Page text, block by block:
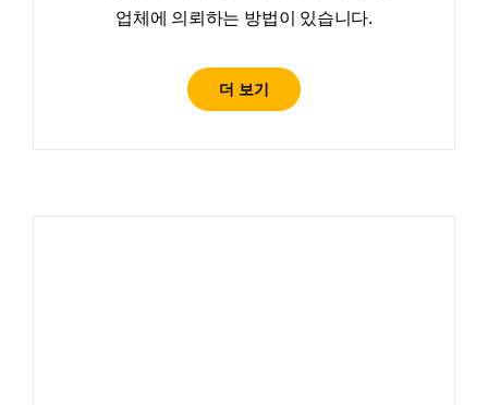
업체에 의뢰하는 방법이 있습니다.
더 보기